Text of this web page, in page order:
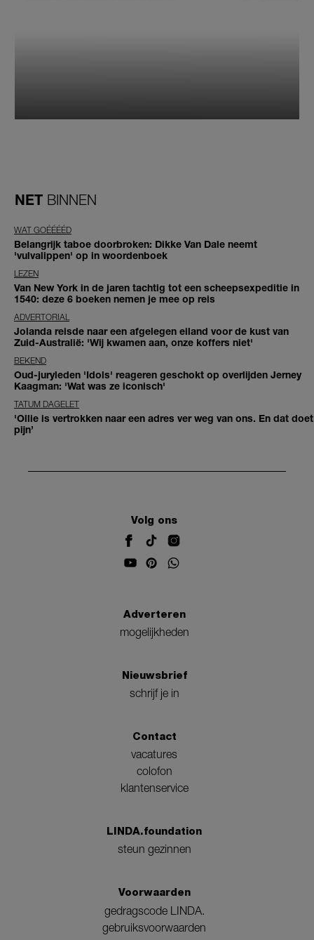
NET BINNEN
WAT GOÉÉÉÉD
Belangrijk taboe doorbroken: Dikke Van Dale neemt
'vulvalippen' op in woordenboek
LEZEN
Van New York in de jaren tachtig tot een scheepsexpeditie in
1540: deze 6 boeken nemen je mee op reis
ADVERTORIAL
Jolanda reisde naar een afgelegen eiland voor de kust van
Zuid-Australië: 'Wij kwamen aan, onze koffers niet'
BEKEND
Oud-juryleden 'Idols' reageren geschokt op overlijden Jerney
Kaagman: 'Wat was ze iconisch'
TATUM DAGELET
'Ollie is vertrokken naar een adres ver weg van ons. En dat doet
pijn’
Volg ons
Adverteren
mogelijkheden
Nieuwsbrief
schrijf je in
Contact
vacatures
colofon
klantenservice
LINDA.foundation
steun gezinnen
Voorwaarden
gedragscode LINDA.
gebruiksvoorwaarden